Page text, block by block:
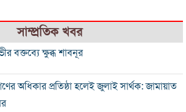
সাম্প্রতিক খবর
বক্তব্যে ক্ষুব্ধ শাবনূর
অধিকার প্রতিষ্ঠা হলেই জুলাই সার্থক: জামায়াত